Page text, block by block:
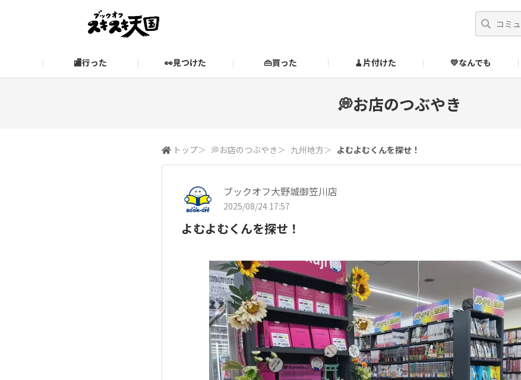
🏬行った 👀見つけた 👜買った 🧹片付けた 💛なんでも
💭お店のつぶやき
トップ＞ 💭お店のつぶやき ＞ 九州地方＞ よむよむくんを探せ！
ブックオフ大野城御笠川店
2025/08/24 17:57
よむよむくんを探せ！